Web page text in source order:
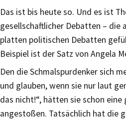
Das ist bis heute so. Und es ist
gesellschaftlicher Debatten – die
platten politischen Debatten
Beispiel ist der Satz von Angela
Den die Schmalspurdenker sich
und glauben, wenn sie nur laut
das nicht!“, hätten sie schon
angestoßen. Tatsächlich hat die